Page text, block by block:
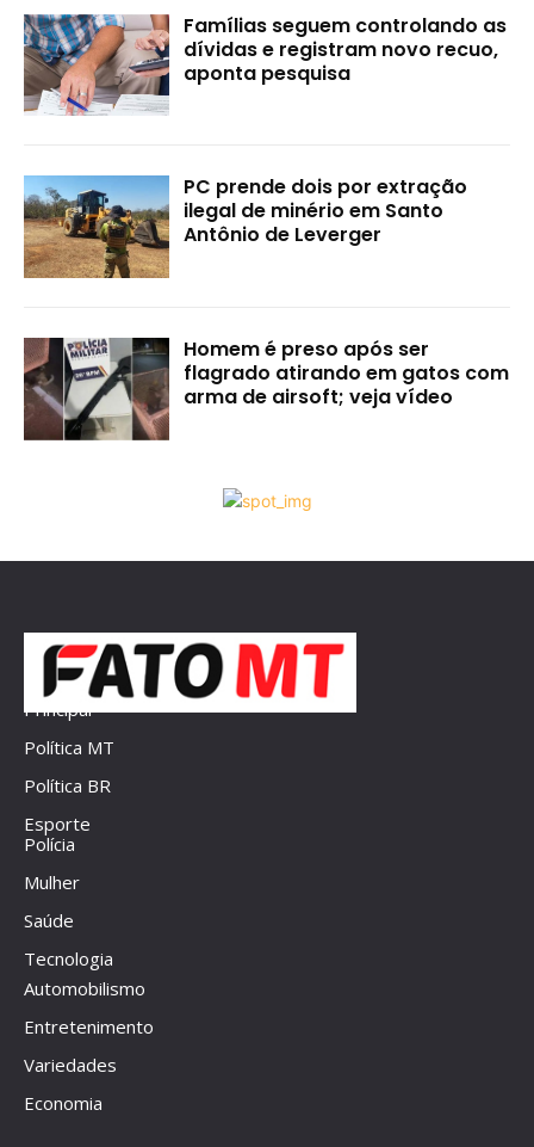
Famílias seguem controlando as
dívidas e registram novo recuo,
aponta pesquisa
PC prende dois por extração
ilegal de minério em Santo
Antônio de Leverger
Homem é preso após ser
flagrado atirando em gatos com
arma de airsoft; veja vídeo
Principal
Política MT
Política BR
Esporte
Polícia
Mulher
Saúde
Tecnologia
Automobilismo
Entretenimento
Variedades
Economia